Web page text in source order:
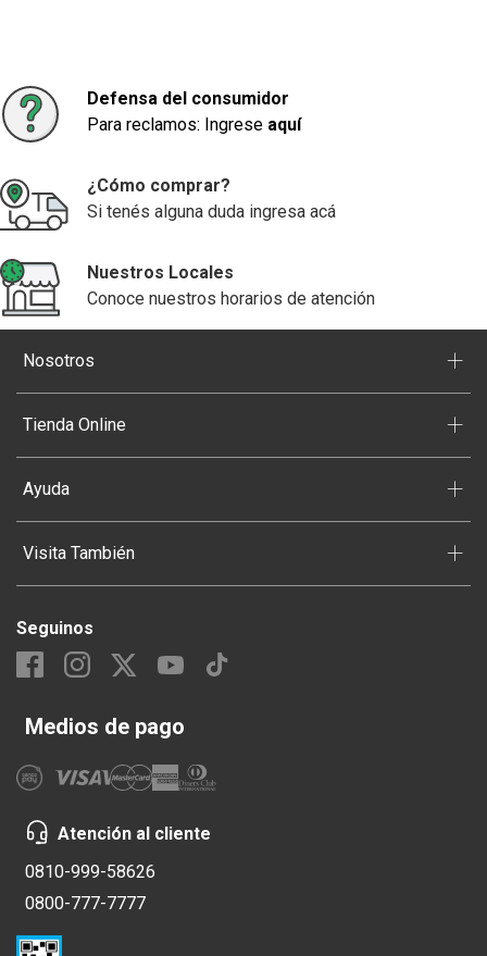
Defensa del consumidor
Para reclamos: Ingrese aquí
¿Cómo comprar?
Si tenés alguna duda ingresa acá
Nuestros Locales
Conoce nuestros horarios de atención
Nosotros +
Tienda Online +
Ayuda +
Visita También +
Seguinos
Medios de pago
Atención al cliente
0810-999-58626
0800-777-7777